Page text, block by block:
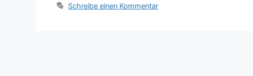
Schreibe einen Kommentar